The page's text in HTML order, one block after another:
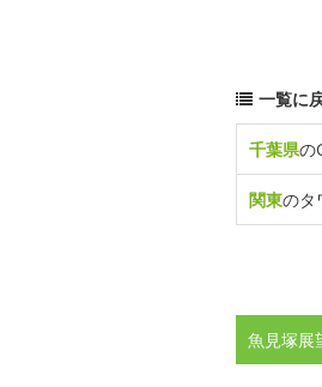
一覧に
千葉県の
関東のタ
魚見塚展